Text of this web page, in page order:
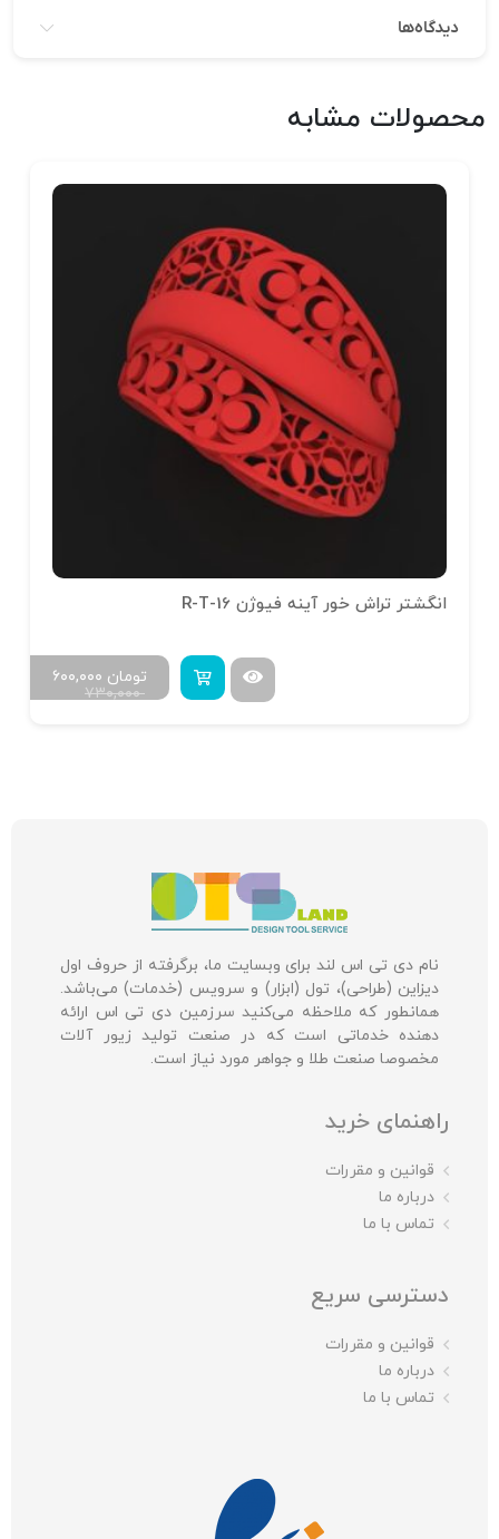
دیدگاه‌ها
محصولات مشابه
انگشتر تراش خور آینه فیوژن R-T-16
۷۳۰,۰۰۰
۶۰۰,۰۰۰ تومان
نام دی تی اس لند برای وبسایت ما، برگرفته از حروف اول
دیزاین (طراحی)، تول (ابزار) و سرویس (خدمات) می‌باشد.
همانطور که ملاحظه می‌کنید سرزمین دی تی اس ارائه
دهنده خدماتی است که در صنعت تولید زیور آلات
مخصوصا صنعت طلا و جواهر مورد نیاز است.
راهنمای خرید
قوانین و مقررات
درباره ما
تماس با ما
دسترسی سریع
قوانین و مقررات
درباره ما
تماس با ما